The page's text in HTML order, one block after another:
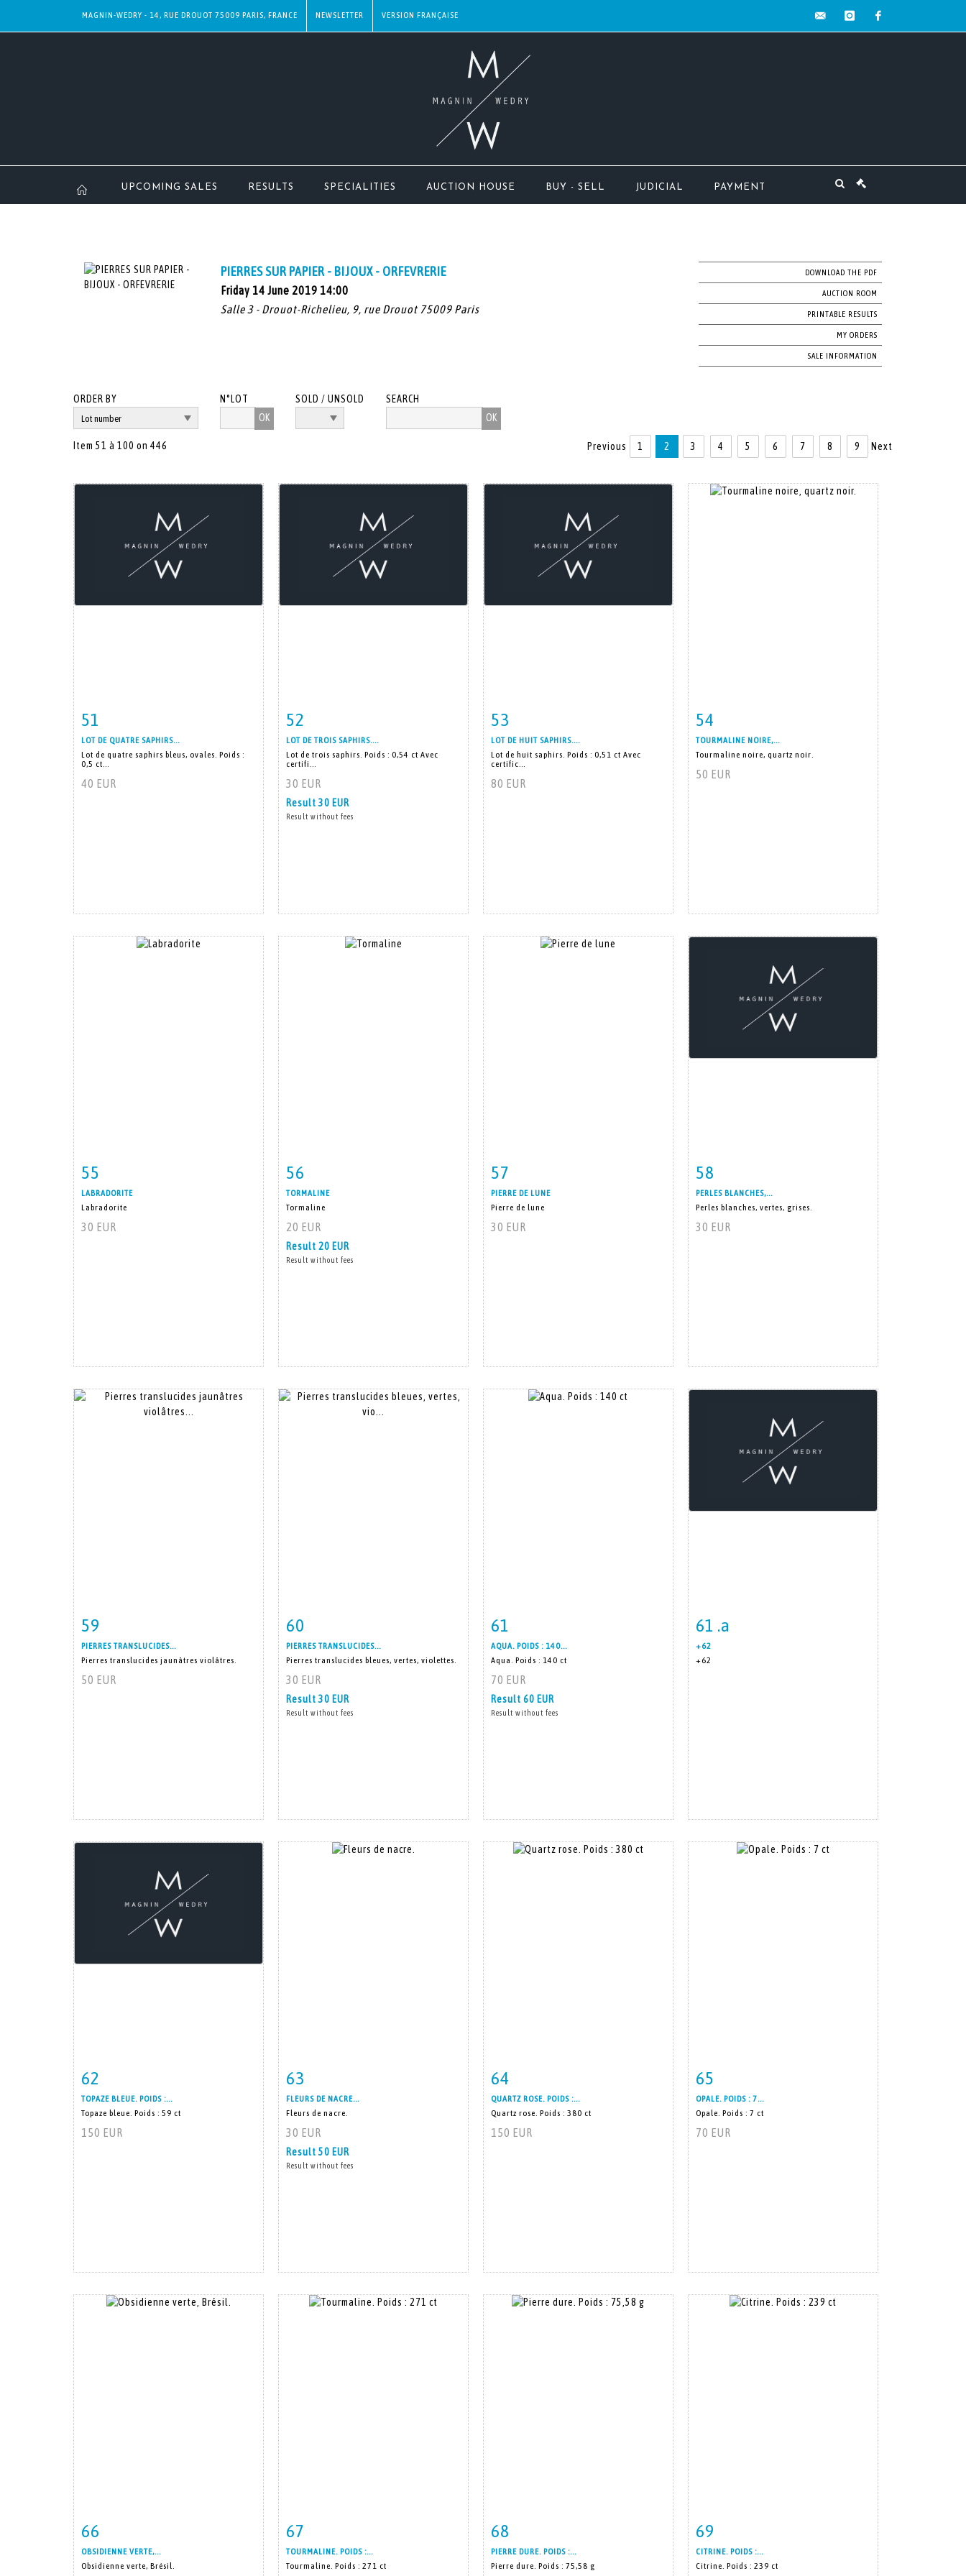
MAGNIN-WEDRY - 14, RUE DROUOT 75009 PARIS, FRANCE NEWSLETTER
UPCOMING SALES RESULTS SPECIALITIES AUCTION HOUSE BUY - SELL JUDICIAL PAYMENT
PIERRES SUR PAPIER - BIJOUX - ORFEVRERIE
Friday 14 June 2019 14:00
Salle 3 - Drouot-Richelieu, 9, rue Drouot 75009 Paris
DOWNLOAD THE PDF
AUCTION ROOM
PRINTABLE RESULTS
MY ORDERS
SALE INFORMATION
ORDER BY
N°LOT
OK
SOLD / UNSOLD SEARCH
Item 51 à 100 on 446 Previous 1 2 3 4 5 6 7 8 9 Next
51
LOT DE QUATRE SAPHIRS...
Lot de quatre saphirs bleus, ovales. Poids :
0,5 ct...
40 EUR
52
LOT DE TROIS SAPHIRS....
Lot de trois saphirs. Poids : 0,54 ct Avec
certifi...
30 EUR
Result30 EUR
Result without fees
53
LOT DE HUIT SAPHIRS....
Lot de huit saphirs. Poids : 0,51 ct Avec
certific...
80 EUR
54
TOURMALINE NOIRE,...
Tourmaline noire, quartz noir.
50 EUR
55
LABRADORITE
Labradorite
30 EUR
56
TORMALINE
Tormaline
20 EUR
Result 20 EUR
Result without fees
57
PIERRE DE LUNE
Pierre de lune
30 EUR
58
PERLES BLANCHES,...
Perles blanches, vertes, grises.
30 EUR
59
PIERRES TRANSLUCIDES...
Pierres translucides jaunâtres violâtres.
50 EUR
60
PIERRES TRANSLUCIDES...
Pierres translucides bleues, vertes, violettes.
30 EUR
Result30 EUR
Result without fees
61
AQUA. POIDS : 140...
Aqua. Poids : 140 ct
70 EUR
Result 60 EUR
Result without fees
Item detail
61 .a
+62
+62
62
TOPAZE BLEUE. POIDS :...
Topaze bleue. Poids : 59 ct
150 EUR
63
FLEURS DE NACRE...
Fleurs de nacre.
30 EUR
Result50 EUR
Result without fees
64
QUARTZ ROSE. POIDS :...
Quartz rose. Poids : 380 ct
150 EUR
65
OPALE. POIDS : 7...
Opale. Poids : 7 ct
70 EUR
66
OBSIDIENNE VERTE,...
Obsidienne verte, Brésil.
67
TOURMALINE. POIDS :...
Tourmaline. Poids : 271 ct
68
PIERRE DURE. POIDS :...
Pierre dure. Poids : 75,58 g
69
CITRINE. POIDS :...
Citrine. Poids : 239 ct